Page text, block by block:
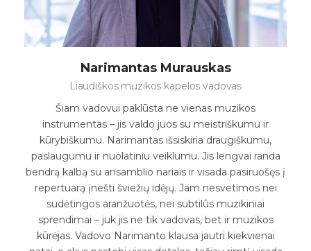
Narimantas Murauskas
Liaudiškos muzikos kapelos vadovas
Šiam vadovui paklūsta ne vienas muzikos
instrumentas – jis valdo juos su meistriškumu ir
kūrybiškumu. Narimantas išsiskiria draugiškumu,
paslaugumu ir nuolatiniu veiklumu. Jis lengvai randa
bendrą kalbą su ansamblio nariais ir visada pasiruošęs į
repertuarą įnešti šviežių idėjų. Jam nesvetimos nei
sudėtingos aranžuotės, nei subtilūs muzikiniai
sprendimai – juk jis ne tik vadovas, bet ir muzikos
kūrėjas. Vadovo Narimanto klausa jautri kiekvienai